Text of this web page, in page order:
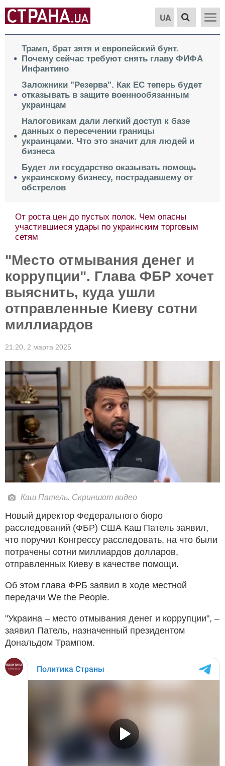
UA
Трамп, брат зятя и европейский бунт.
Почему сейчас требуют снять главу ФИФА
Инфантино
Заложники "Резерва". Как ЕС теперь будет
отказывать в защите военнообязанным
украинцам
Налоговикам дали легкий доступ к базе
данных о пересечении границы
украинцами. Что это значит для людей и
бизнеса
Будет ли государство оказывать помощь
украинскому бизнесу, пострадавшему от
обстрелов
От роста цен до пустых полок. Чем опасны
участившиеся удары по украинским торговым
сетям
"Место отмывания денег и
коррупции". Глава ФБР хочет
выяснить, куда ушли
отправленные Киеву сотни
миллиардов
21:20, 2 марта 2025
Каш Патель. Скриншот видео
Новый директор Федерального бюро
расследований (ФБР) США Каш Патель заявил,
что поручил Конгрессу расследовать, на что были
потрачены сотни миллиардов долларов,
отправленных Киеву в качестве помощи.
Об этом глава ФРБ заявил в ходе местной
передачи We the People.
"Украина – место отмывания денег и коррупции", –
заявил Патель, назначенный президентом
Дональдом Трампом.